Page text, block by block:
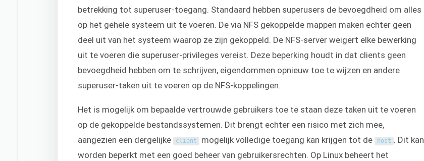
betrekking tot superuser-toegang. Standaard hebben superusers de bevoegdheid om alles
op het gehele systeem uit te voeren. De via NFS gekoppelde mappen maken echter geen
deel uit van het systeem waarop ze zijn gekoppeld. De NFS-server weigert elke bewerking
uit te voeren die superuser-privileges vereist. Deze beperking houdt in dat clients geen
bevoegdheid hebben om te schrijven, eigendommen opnieuw toe te wijzen en andere
superuser-taken uit te voeren op de NFS-koppelingen.
Het is mogelijk om bepaalde vertrouwde gebruikers toe te staan deze taken uit te voeren
op de gekoppelde bestandssystemen. Dit brengt echter een risico met zich mee,
aangezien een dergelijke client mogelijk volledige toegang kan krijgen tot de host . Dit kan
worden beperkt met een goed beheer van gebruikersrechten. Op Linux beheert het